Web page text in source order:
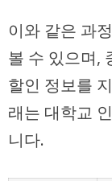
이와 같은 과
볼 수 있으며,
할인 정보를
래는 대학교
니다.